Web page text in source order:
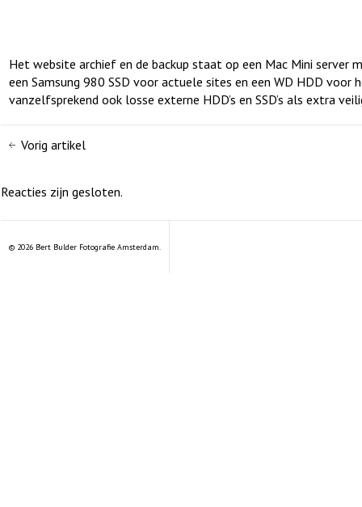
Het website archief en de backup staat op een Mac Mini server
een Samsung 980 SSD voor actuele sites en een WD HDD voor
vanzelfsprekend ook losse externe HDD’s en SSD’s als extra
Vorig artikel
Reacties zijn gesloten.
© 2026 Bert Bulder Fotografie Amsterdam.